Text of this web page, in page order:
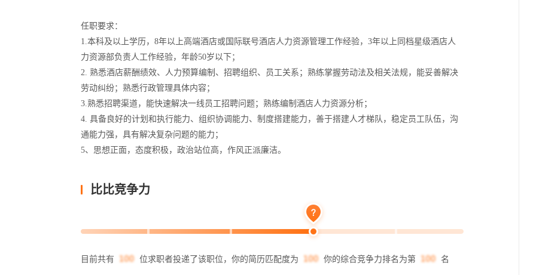
任职要求：
1.本科及以上学历，8年以上高端酒店或国际联号酒店人力资源管理工作经验，3年以上同档星级酒店人
力资源部负责人工作经验，年龄50岁以下；
2. 熟悉酒店薪酬绩效、人力预算编制、招聘组织、员工关系；熟练掌握劳动法及相关法规，能妥善解决
劳动纠纷；熟悉行政管理具体内容；
3.熟悉招聘渠道，能快速解决一线员工招聘问题；熟练编制酒店人力资源分析；
4. 具备良好的计划和执行能力、组织协调能力、制度搭建能力，善于搭建人才梯队，稳定员工队伍，沟
通能力强，具有解决复杂问题的能力；
5、思想正面，态度积极，政治站位高，作风正派廉洁。
比比竞争力
目前共有 位求职者投递了该职位，你的简历匹配度为 你的综合竞争力排名为第 名